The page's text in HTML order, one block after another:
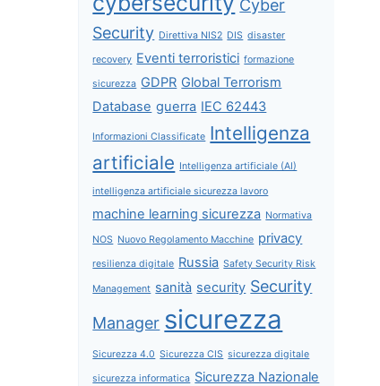
Cyber
Security Direttiva NIS2 DIS disaster
recovery Eventi terroristici formazione
sicurezza GDPR Global Terrorism
Database guerra IEC 62443
Informazioni Classificate Intelligenza
artificiale Intelligenza artificiale (AI)
intelligenza artificiale sicurezza lavoro
machine learning sicurezza Normativa
NOS Nuovo Regolamento Macchine privacy
resilienza digitale Russia Safety Security Risk
Management sanità security Security
Manager sicurezza
Sicurezza 4.0 Sicurezza CIS sicurezza digitale
sicurezza informatica Sicurezza Nazionale